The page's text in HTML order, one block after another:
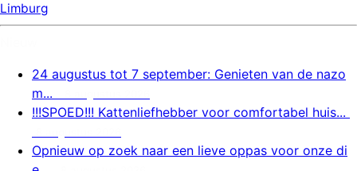
Limburg
24 augustus tot 7 september: Genieten van de nazo
m...
!!!SPOED!!! Kattenliefhebber voor comfortabel huis...
Opnieuw op zoek naar een lieve oppas voor onze di